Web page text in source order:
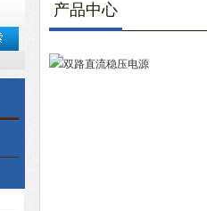
产品中心